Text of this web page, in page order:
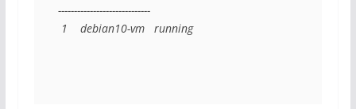
-----------------------------
1    debian10-vm   running